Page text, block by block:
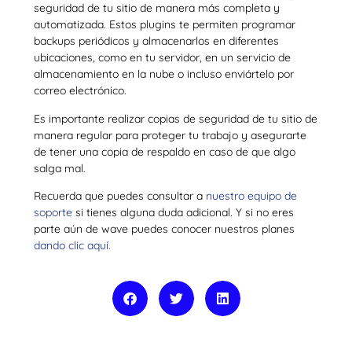
seguridad de tu sitio de manera más completa y
automatizada. Estos plugins te permiten programar
backups periódicos y almacenarlos en diferentes
ubicaciones, como en tu servidor, en un servicio de
almacenamiento en la nube o incluso enviártelo por
correo electrónico.
Es importante realizar copias de seguridad de tu sitio de
manera regular para proteger tu trabajo y asegurarte
de tener una copia de respaldo en caso de que algo
salga mal.
Recuerda que puedes consultar a nuestro equipo de
soportesi tienes alguna duda adicional. Y si no eres
parte aún de wave puedes conocer nuestros planes
dando clic aquí.